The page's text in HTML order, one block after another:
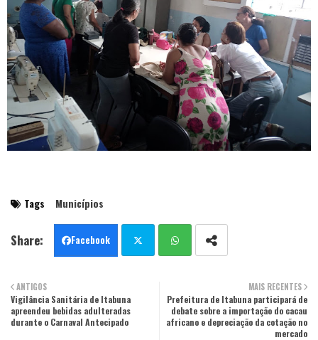
Tags Municípios
Facebook
tsa
pp
MAIS RECENTES
Prefeitura de Itabuna participará de
debate sobre a importação do cacau
africano e depreciação da cotação no
mercado
ANTIGOS
Vigilância Sanitária de Itabuna
apreendeu bebidas adulteradas
durante o Carnaval Antecipado